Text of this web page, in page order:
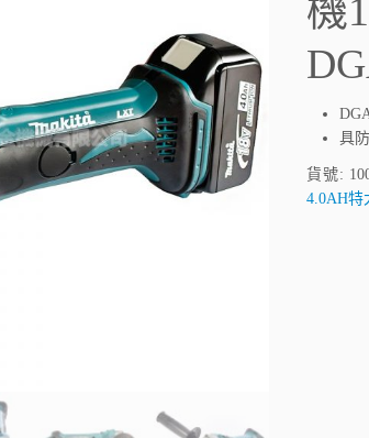
機
具
貨號:
4.0AH特